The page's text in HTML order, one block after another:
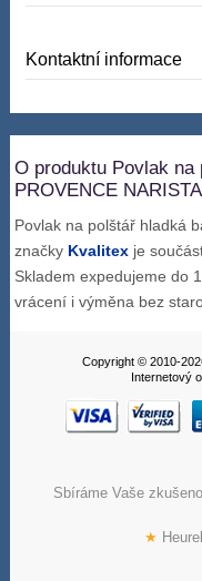
Kontaktní informace
O produktu Povlak
PROVENCE
Povlak na polštář hladká
značky Kvalitex je
Skladem expedujeme do
vrácení i výměna bez
Copyright © 2010-
Internetový
Sbíráme Vaše
★